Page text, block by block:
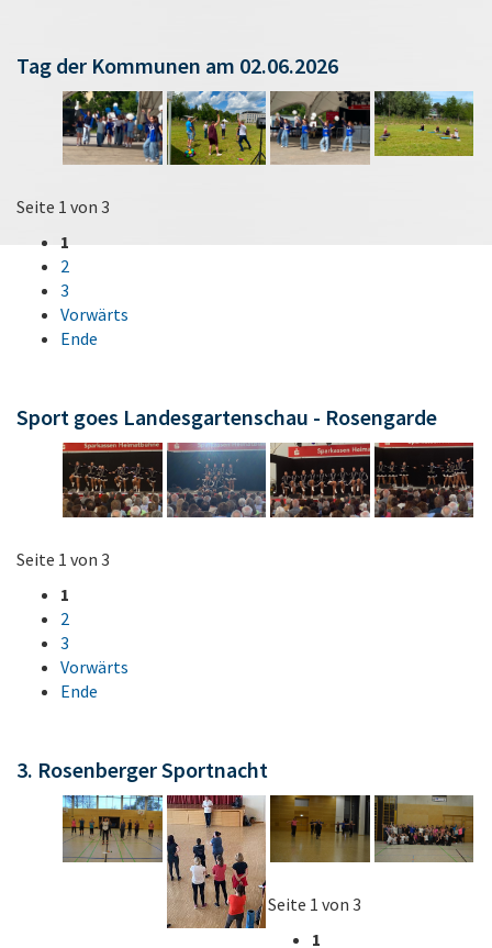
Tag der Kommunen am 02.06.2026
Seite 1 von 3
1
2
3
Vorwärts
Ende
Sport goes Landesgartenschau - Rosengarde
Seite 1 von 3
1
2
3
Vorwärts
Ende
3. Rosenberger Sportnacht
Seite 1 von 3
1